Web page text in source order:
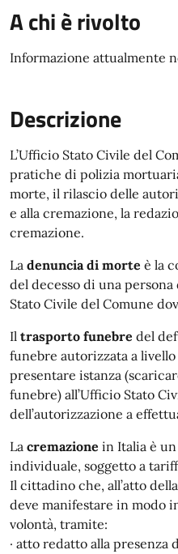
A chi è rivolto
Informazione attualmente
Descrizione
L’Ufficio Stato Civile del
pratiche di polizia
morte, il rilascio delle
e alla cremazione, la
cremazione.
La denuncia di morte è la
del decesso di una
Stato Civile del Comune
Il trasporto funebre del
funebre autorizzata a
presentare istanza
funebre) all’Ufficio Stato
dell’autorizzazione a
La cremazione in Italia è
individuale, soggetto a
Il cittadino che, all’atto
deve manifestare in modo
volontà, tramite:
· atto redatto alla